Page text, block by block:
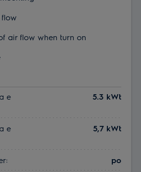
air flow when turn on
e
5.3 kWt
e
5,7 kWt
po